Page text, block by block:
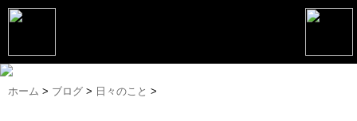
トップページ
ホーム > ブログ > 日々のこと >